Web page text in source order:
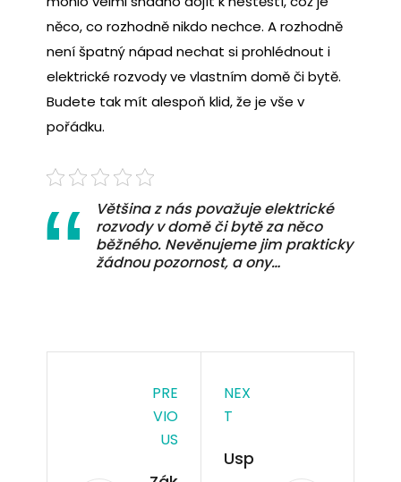
něco, co rozhodně nikdo nechce. A rozhodně
není špatný nápad nechat si prohlédnout i
elektrické rozvody ve vlastním domě či bytě.
Budete tak mít alespoň klid, že je vše v
pořádku.
Většina z nás považuje elektrické
rozvody v domě či bytě za něco
běžného. Nevěnujeme jim prakticky
žádnou pozornost, a ony…
PRE
VIO
US
NEX
T
Usp